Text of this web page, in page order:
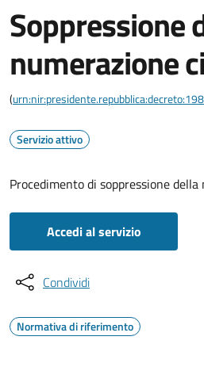
Soppressione
numerazione
(
Servizio attivo
Procedimento di soppressione
Accedi al servizio
Condividi
Normativa di riferimento